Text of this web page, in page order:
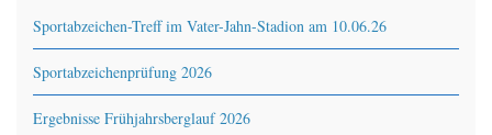
Sportabzeichen-Treff im Vater-Jahn-Stadion am 10.06.26
Sportabzeichenprüfung 2026
Ergebnisse Frühjahrsberglauf 2026